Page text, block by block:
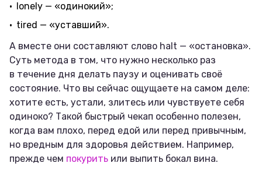
lonely — «одинокий»;
tired — «уставший».
А вместе они составляют слово halt — «остановка».
Суть метода в том, что нужно несколько раз
в течение дня делать паузу и оценивать своё
состояние. Что вы сейчас ощущаете на самом деле:
хотите есть, устали, злитесь или чувствуете себя
одиноко? Такой быстрый чекап особенно полезен,
когда вам плохо, перед едой или перед привычным,
но вредным для здоровья действием. Например,
прежде чем покурить или выпить бокал вина.